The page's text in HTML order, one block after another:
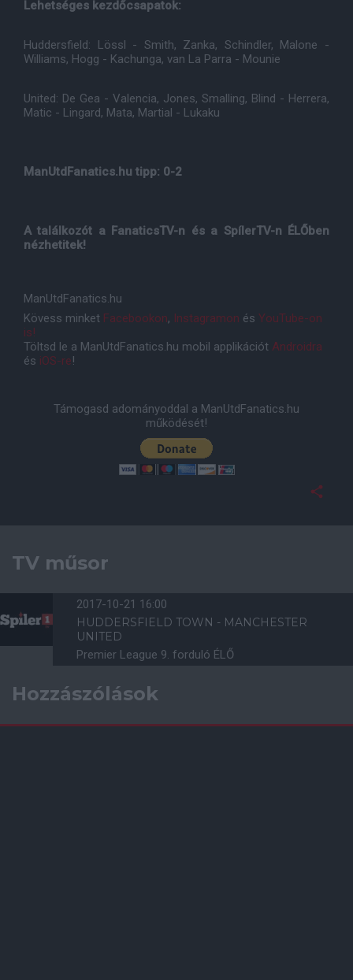
Lehetséges kezdőcsapatok:
Huddersfield: Lössl - Smith, Zanka, Schindler, Malone -
Williams, Hogg - Kachunga, van La Parra - Mounie
United: De Gea - Valencia, Jones, Smalling, Blind - Herrera,
Matic - Lingard, Mata, Martial - Lukaku
ManUtdFanatics.hu tipp: 0-2
A találkozót a FanaticsTV-n és a SpílerTV-n ÉLŐben
nézhetitek!
ManUtdFanatics.hu
Kövess minket Facebookon, Instagramon és YouTube-on
is!
Töltsd le a ManUtdFanatics.hu mobil applikációt Androidra
és iOS-re!
Támogasd adományoddal a ManUtdFanatics.hu
működését!
TV műsor
2017-10-21 16:00
HUDDERSFIELD TOWN - MANCHESTER
UNITED
Premier League 9. forduló ÉLŐ
Hozzászólások